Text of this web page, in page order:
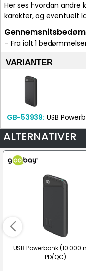
Her ses hvordan andre
karakter, og eventuelt
– Fra ialt 1
VARIANTER
GB-53939: USB
ALTERNATIVER
USB Powerbank (10.000
PD/QC)